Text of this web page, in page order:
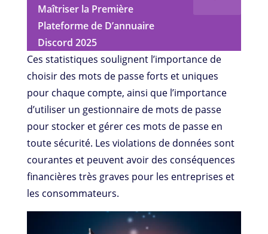
Maîtriser la Première
Plateforme de D’annuaire
Discord 2025
Ces statistiques soulignent l’importance de
choisir des mots de passe forts et uniques
pour chaque compte, ainsi que l’importance
d’utiliser un gestionnaire de mots de passe
pour stocker et gérer ces mots de passe en
toute sécurité. Les violations de données sont
courantes et peuvent avoir des conséquences
financières très graves pour les entreprises et
les consommateurs.